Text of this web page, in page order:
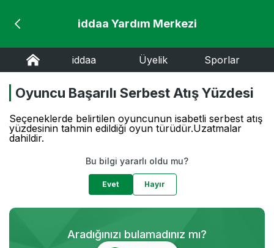
iddaa Yardım Merkezi
iddaa Üyelik Sporlar
Oyuncu Başarılı Serbest Atış Yüzdesi
Seçeneklerde belirtilen oyuncunun isabetli serbest atış
yüzdesinin tahmin edildiği oyun türüdür.Uzatmalar
dahildir.
Bu bilgi yararlı oldu mu?
Evet Hayır
Aradığınızı bulamadınız mı?